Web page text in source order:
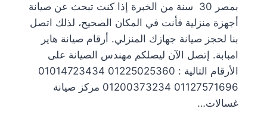
بمصر 30 سنة من الخبرة إذا كنت تبحث عن صيانة
أجهزة منزلية فأنت في المكان الصحيح، لذلك اتصل
بنا لحجز صيانة جهازك المنزلي. أرقام صيانة هاير
امبابة. إتصل الآن ليصلكم مهندس الصيانة على
الأرقام التالية : 01225025360 01014723434
01127571696 01200373234 مركز صيانة
غسالات…